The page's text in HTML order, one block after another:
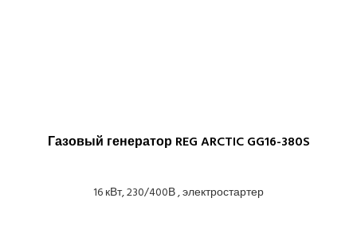
Газовый генератор REG ARCTIC GG16-380S
16 кВт, 230/400В , электростартер